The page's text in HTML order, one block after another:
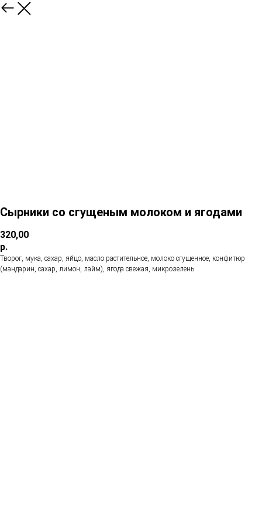
Сырники со сгущеным молоком и ягодами
320,00
р.
Творог, мука, сахар, яйцо, масло растительное, молоко сгущенное, конфитюр
(мандарин, сахар, лимон, лайм), ягода свежая, микрозелень